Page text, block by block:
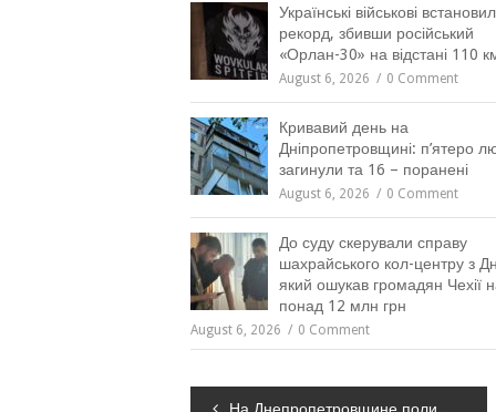
Українські військові
рекорд, збивши російський
«Орлан-30» на відстані 110
August 6, 2026 0 Comment
Кривавий день на
Дніпропетровщині: п’ятеро
загинули та 16 – поранені
August 6, 2026 0 Comment
До суду скерували справу
шахрайського кол-центру з
який ошукав громадян Чехії
понад 12 млн грн
August 6, 2026 0 Comment